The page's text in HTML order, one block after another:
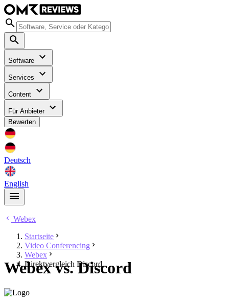
Software
Services
Content
Für Anbieter
Bewerten
Deutsch
English
Webex
Startseite
Video Conferencing
Webex
Direktvergleich Discord
Webex vs. Discord